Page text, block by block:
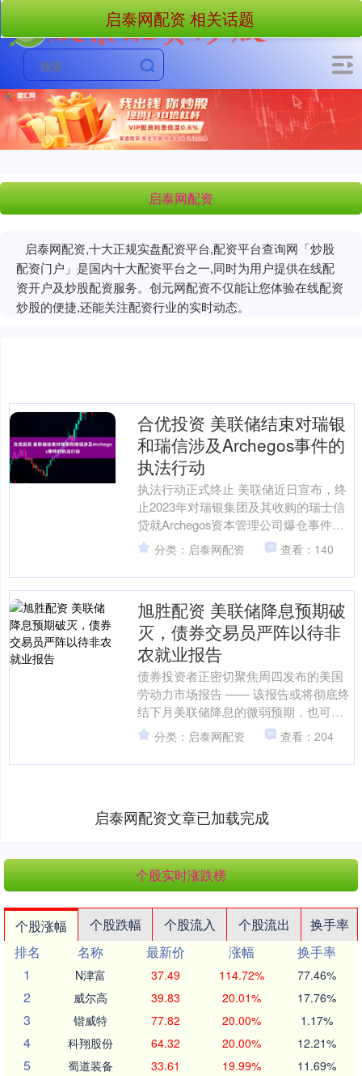
启泰网配资
启泰网配资,十大正规实盘配资平台,配资平台查询网「炒股
配资门户」是国内十大配资平台之一,同时为用户提供在线配
资开户及炒股配资服务。创元网配资不仅能让您体验在线配资
炒股的便捷,还能关注配资行业的实时动态。
启泰网配资 相关话题
合优投资 美联储结束对瑞银
和瑞信涉及Archegos事件的
执法行动
执法行动正式终止 美联储近日宣布，终
止2023年对瑞银集团及其收购的瑞士信
贷就Archegos资本管理公司爆仓事件所
采取的执法行动。美国央行在声明中表
示，针对该....
分类：启泰网配资 查看：140
旭胜配资 美联储降息预期破
灭，债券交易员严阵以待非
农就业报告
债券投资者正密切聚焦周四发布的美国
劳动力市场报告 —— 该报告或将彻底终
结下月美联储降息的微弱预期，也可能
令这一预期重燃。 受美国政府停摆影
响，原计划发布的 9....
分类：启泰网配资 查看：204
启泰网配资文章已加载完成
个股实时涨跌榜
个股涨幅 个股跌幅 个股流入 个股流出
换手率
排名
名称 最新价 涨幅
换手率
1
N津富 37.49 114.72% 77.46%
2 威尔高 39.83 20.01% 17.76%
3 锴威特 77.82 20.00% 1.17%
4 科翔股份 64.32 20.00% 12.21%
5 蜀道装备 33.61 19.99% 11.69%